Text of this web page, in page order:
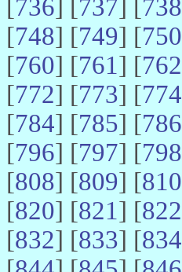
[736] [737] [738
[748] [749] [750
[760] [761] [762
[772] [773] [774
[784] [785] [786
[796] [797] [798
[808] [809] [810
[820] [821] [822
[832] [833] [834